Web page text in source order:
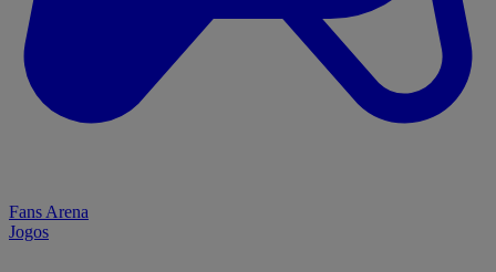
Fans Arena
Jogos